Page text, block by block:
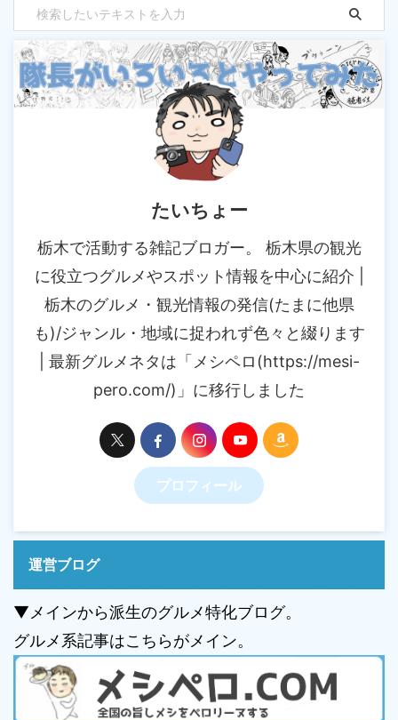
たいちょー
栃木で活動する雑記ブロガー。 栃木県の観光
に役立つグルメやスポット情報を中心に紹介 |
栃木のグルメ・観光情報の発信(たまに他県
も)/ジャンル・地域に捉われず色々と綴ります
| 最新グルメネタは「メシペロ(https://mesi-
pero.com/)」に移行しました
プロフィール
運営ブログ
▼メインから派生のグルメ特化ブログ。
グルメ系記事はこちらがメイン。